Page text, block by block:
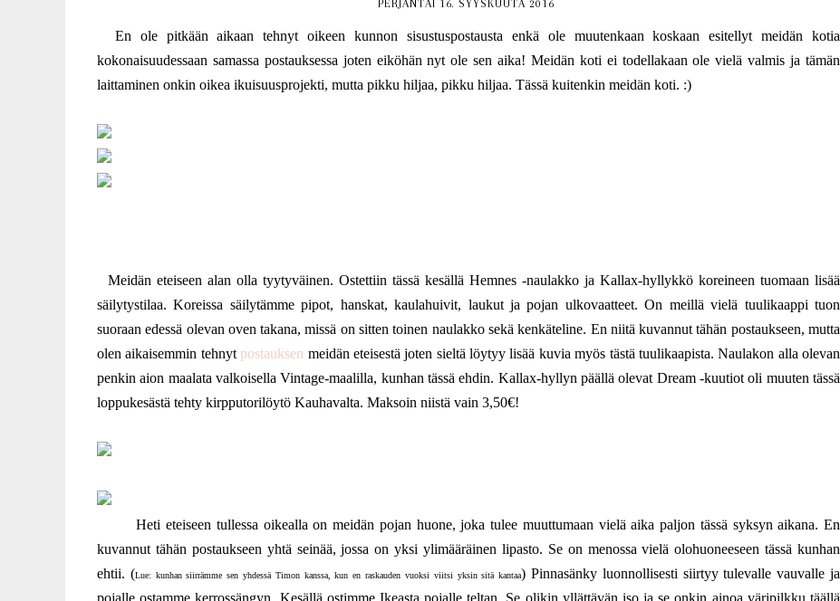
PERJANTAI 16. SYYSKUUTA 2016
En ole pitkään aikaan tehnyt oikeen kunnon sisustuspostausta enkä ole muutenkaan koskaan esitellyt meidän kotia
kokonaisuudessaan samassa postauksessa joten eiköhän nyt ole sen aika! Meidän koti ei todellakaan ole vielä valmis ja tämän
laittaminen onkin oikea ikuisuusprojekti, mutta pikku hiljaa, pikku hiljaa. Tässä kuitenkin meidän koti. :)
Meidän eteiseen alan olla tyytyväinen. Ostettiin tässä kesällä Hemnes -naulakko ja Kallax-hyllykkö koreineen tuomaan lisää
säilytystilaa. Koreissa säilytämme pipot, hanskat, kaulahuivit, laukut ja pojan ulkovaatteet. On meillä vielä tuulikaappi tuon
suoraan edessä olevan oven takana, missä on sitten toinen naulakko sekä kenkäteline. En niitä kuvannut tähän postaukseen, mutta
olen aikaisemmin tehnyt postauksen meidän eteisestä joten sieltä löytyy lisää kuvia myös tästä tuulikaapista. Naulakon alla olevan
penkin aion maalata valkoisella Vintage-maalilla, kunhan tässä ehdin. Kallax-hyllyn päällä olevat Dream -kuutiot oli muuten tässä
loppukesästä tehty kirpputorilöytö Kauhavalta. Maksoin niistä vain 3,50€!
Heti eteiseen tullessa oikealla on meidän pojan huone, joka tulee muuttumaan vielä aika paljon tässä syksyn aikana. En
kuvannut tähän postaukseen yhtä seinää, jossa on yksi ylimääräinen lipasto. Se on menossa vielä olohuoneeseen tässä kunhan
ehtii. (Lue: kunhan siirrämme sen yhdessä Timon kanssa, kun en raskauden vuoksi viitsi yksin sitä kantaa) Pinnasänky luonnollisesti siirtyy tulevalle vauvalle ja
pojalle ostamme kerrossängyn. Kesällä ostimme Ikeasta pojalle teltan. Se olikin yllättävän iso ja se onkin ainoa väripilkku täällä